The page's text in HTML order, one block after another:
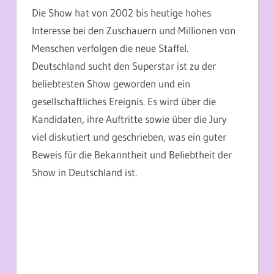
Die Show hat von 2002 bis heutige hohes
Interesse bei den Zuschauern und Millionen von
Menschen verfolgen die neue Staffel.
Deutschland sucht den Superstar ist zu der
beliebtesten Show geworden und ein
gesellschaftliches Ereignis. Es wird über die
Kandidaten, ihre Auftritte sowie über die Jury
viel diskutiert und geschrieben, was ein guter
Beweis für die Bekanntheit und Beliebtheit der
Show in Deutschland ist.